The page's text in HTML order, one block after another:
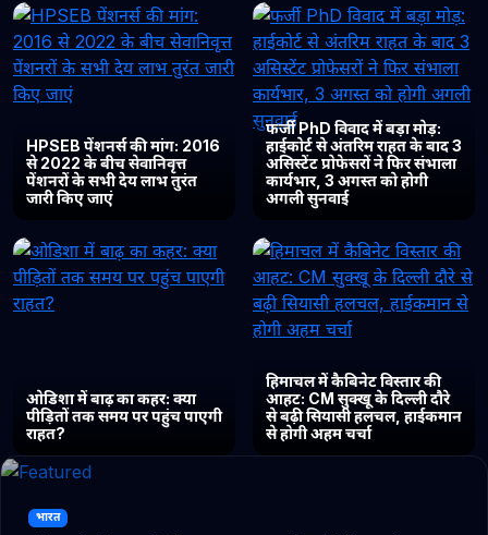
HPSEB पेंशनर्स की मांग: 2016
से 2022 के बीच सेवानिवृत्त
पेंशनरों के सभी देय लाभ तुरंत
जारी किए जाएं
फर्जी PhD विवाद में बड़ा मोड़:
हाईकोर्ट से अंतरिम राहत के बाद 3
असिस्टेंट प्रोफेसरों ने फिर संभाला
कार्यभार, 3 अगस्त को होगी
अगली सुनवाई
ओडिशा में बाढ़ का कहर: क्या
पीड़ितों तक समय पर पहुंच पाएगी
राहत?
हिमाचल में कैबिनेट विस्तार की
आहट: CM सुक्खू के दिल्ली दौरे
से बढ़ी सियासी हलचल, हाईकमान
से होगी अहम चर्चा
भारत